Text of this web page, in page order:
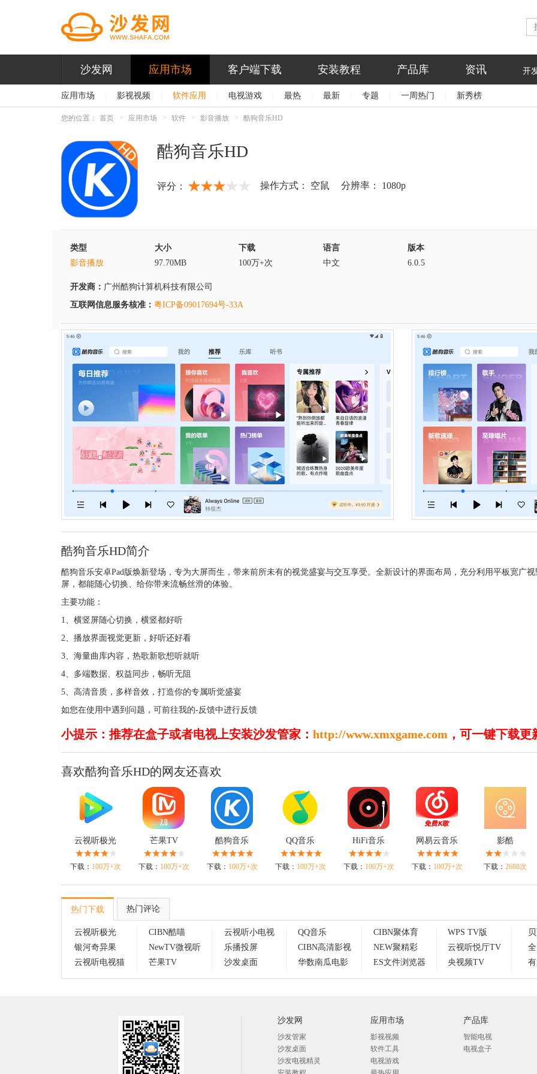
沙发网 应用市场 客户端下载 安装教程 产品库 资讯 开
应用市场 影视视频 软件应用 电视游戏 最热 最新 专题 一周热门 新秀榜
您的位置： 首页 应用市场 软件 影音播放 酷狗音乐HD
酷狗音乐HD
评分： 操作方式： 空鼠 分辨率： 1080p
类型
影音播放
大小
97.70MB
下载
100万+次
语言
中文
版本
6.0.5
开发商： 广州酷狗计算机科技有限公司
互联网信息服务核准： 粤ICP备09017694号-33A
酷狗音乐HD简介
酷狗音乐安卓Pad版焕新登场，专为大屏而生，带来前所未有的视觉盛宴与交互享受。全新设计的界面布局，充分利用平板宽广
屏，都能随心切换、给你带来流畅丝滑的体验。
主要功能：
1、横竖屏随心切换，横竖都好听
2、播放界面视觉更新，好听还好看
3、海量曲库内容，热歌新歌想听就听
4、多端数据、权益同步，畅听无阻
5、高清音质，多样音效，打造你的专属听觉盛宴
如您在使用中遇到问题，可前往我的-反馈中进行反馈
小提示：推荐在盒子或者电视上安装沙发管家： http://www.xmxgame.com ，可一键下载
喜欢酷狗音乐HD的网友还喜欢
云视听极光
下载： 100万+次
芒果TV
下载： 100万+次
酷狗音乐
下载： 100万+次
QQ音乐
下载： 100万+次
HiFi音乐
下载： 100万+次
网易云音乐
下载： 100万+次
影酷
下载： 2688次
热门下载 热门评论
云视听极光
银河奇异果
云视听电视猫
CIBN酷喵
NewTV微视听
芒果TV
云视听小电视
乐播投屏
沙发桌面
QQ音乐
CIBN高清影视
华数南瓜电影
CIBN聚体育
NEW聚精彩
ES文件浏览器
WPS TV版
云视听悦厅TV
央视频TV
沙发网
沙发管家
沙发桌面
沙发电视精灵
应用市场
影视视频
软件工具
电视游戏
产品库
智能电视
电视盒子